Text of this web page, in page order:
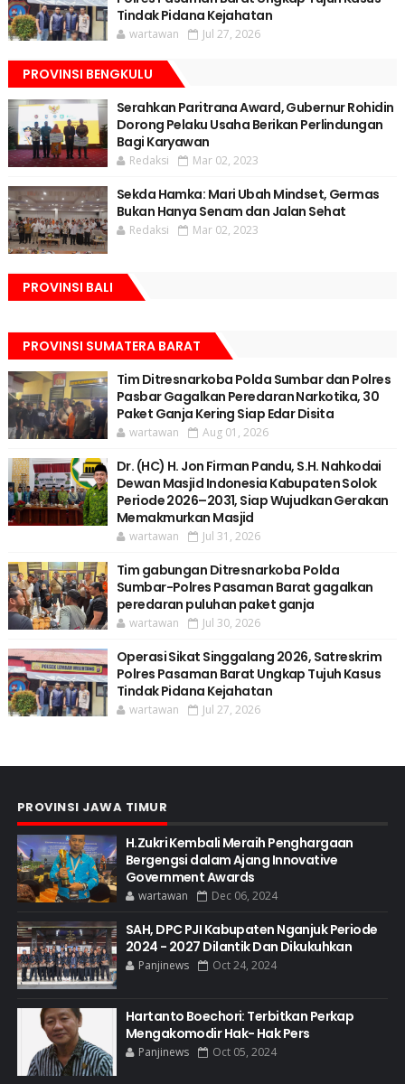
Tindak Pidana Kejahatan
wartawan Jul 27, 2026
PROVINSI BENGKULU
Serahkan Paritrana Award, Gubernur Rohidin
Dorong Pelaku Usaha Berikan Perlindungan
Bagi Karyawan
Redaksi Mar 02, 2023
Sekda Hamka: Mari Ubah Mindset, Germas
Bukan Hanya Senam dan Jalan Sehat
Redaksi Mar 02, 2023
PROVINSI BALI
PROVINSI SUMATERA BARAT
Tim Ditresnarkoba Polda Sumbar dan Polres
Pasbar Gagalkan Peredaran Narkotika, 30
Paket Ganja Kering Siap Edar Disita
wartawan Aug 01, 2026
Dr. (HC) H. Jon Firman Pandu, S.H. Nahkodai
Dewan Masjid Indonesia Kabupaten Solok
Periode 2026–2031, Siap Wujudkan Gerakan
Memakmurkan Masjid
wartawan Jul 31, 2026
Tim gabungan Ditresnarkoba Polda
Sumbar-Polres Pasaman Barat gagalkan
peredaran puluhan paket ganja
wartawan Jul 30, 2026
Operasi Sikat Singgalang 2026, Satreskrim
Polres Pasaman Barat Ungkap Tujuh Kasus
Tindak Pidana Kejahatan
wartawan Jul 27, 2026
PROVINSI JAWA TIMUR
H.Zukri Kembali Meraih Penghargaan
Bergengsi dalam Ajang Innovative
Government Awards
wartawan Dec 06, 2024
SAH, DPC PJI Kabupaten Nganjuk Periode
2024 - 2027 Dilantik Dan Dikukuhkan
Panjinews Oct 24, 2024
Hartanto Boechori: Terbitkan Perkap
Mengakomodir Hak- Hak Pers
Panjinews Oct 05, 2024